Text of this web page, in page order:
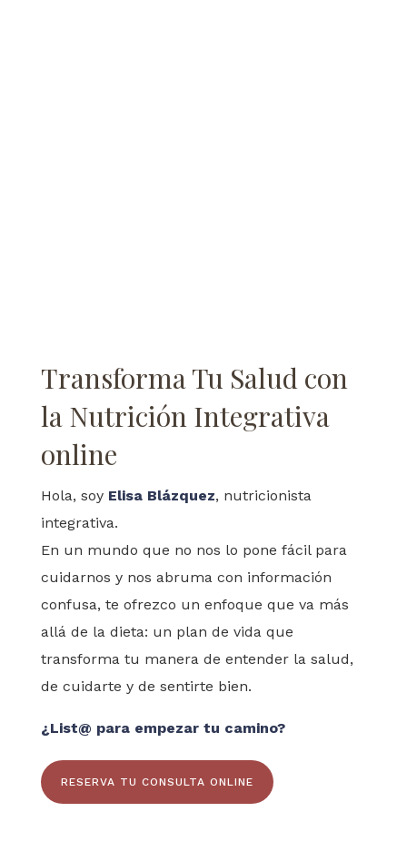
Transforma Tu Salud con
la Nutrición Integrativa
online
Hola, soy Elisa Blázquez, nutricionista
integrativa.
En un mundo que no nos lo pone fácil para
cuidarnos y nos abruma con información
confusa, te ofrezco un enfoque que va más
allá de la dieta: un plan de vida que
transforma tu manera de entender la salud,
de cuidarte y de sentirte bien.
¿List@ para empezar tu camino?
RESERVA TU CONSULTA ONLINE